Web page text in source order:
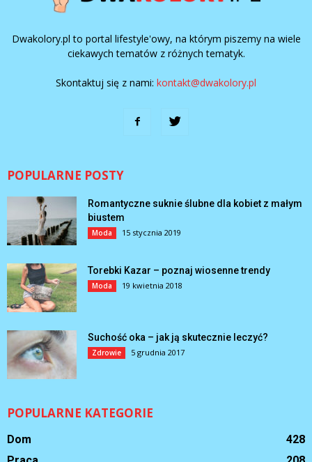
Dwakolory.pl to portal lifestyle'owy, na którym piszemy na wiele
ciekawych tematów z różnych tematyk.
Skontaktuj się z nami: kontakt@dwakolory.pl
POPULARNE POSTY
Romantyczne suknie ślubne dla kobiet z małym
biustem
Moda 15 stycznia 2019
Torebki Kazar – poznaj wiosenne trendy
Moda 19 kwietnia 2018
Suchość oka – jak ją skutecznie leczyć?
Zdrowie 5 grudnia 2017
POPULARNE KATEGORIE
Dom
428